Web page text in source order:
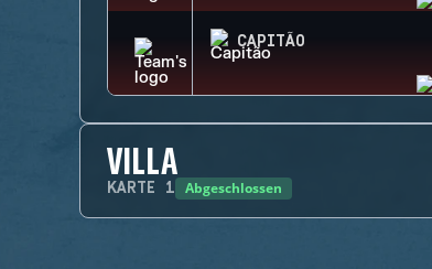
CAPITÃO
VILLA
KARTE 1 Abgeschlossen